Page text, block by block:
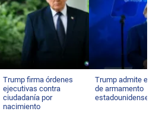
Trump firma órdenes
ejecutivas contra
ciudadanía por
nacimiento
Trump admite
de armamento
estadounidense